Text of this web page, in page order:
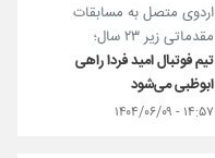
اردوی متصل به مسابقات
مقدماتی زیر ۲۳ سال؛
تیم فوتبال امید فردا راهی
ابوظبی می‌شود
۱۴:۵۷ - ۱۴۰۴/۰۶/۰۹